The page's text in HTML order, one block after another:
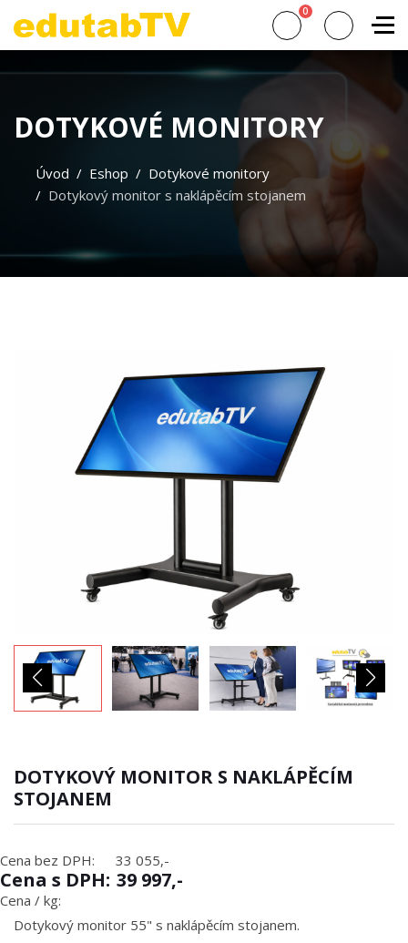
0
DOTYKOVÉ MONITORY
Úvod Eshop
Dotykové monitory
Dotykový monitor s naklápěcím stojanem
DOTYKOVÝ MONITOR S NAKLÁPĚCÍM
STOJANEM
Cena bez DPH: 33 055,-
Cena s DPH: 39 997,-
Cena / kg:
Dotykový monitor 55" s naklápěcím stojanem.